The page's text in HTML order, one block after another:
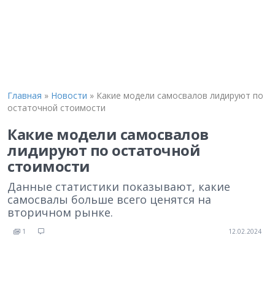
Главная » Новости » Какие модели самосвалов лидируют по
остаточной стоимости
Какие модели самосвалов
лидируют по остаточной
стоимости
Данные статистики показывают, какие
самосвалы больше всего ценятся на
вторичном рынке.
1 12.02.2024